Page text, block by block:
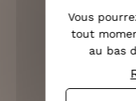
Vous
tout
au bas